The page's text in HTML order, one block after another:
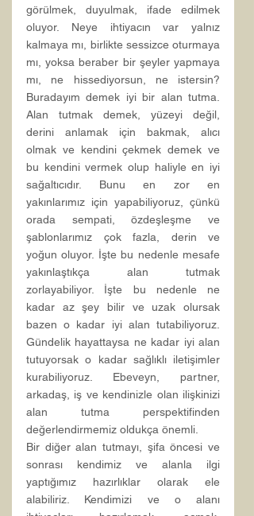
görülmek, duyulmak, ifade edilmek
oluyor. Neye ihtiyacın var yalnız
kalmaya mı, birlikte sessizce oturmaya
mı, yoksa beraber bir şeyler yapmaya
mı, ne hissediyorsun, ne istersin?
Buradayım demek iyi bir alan tutma.
Alan tutmak demek, yüzeyi değil,
derini anlamak için bakmak, alıcı
olmak ve kendini çekmek demek ve
bu kendini vermek olup haliyle en iyi
sağaltıcıdır. Bunu en zor en
yakınlarımız için yapabiliyoruz, çünkü
orada sempati, özdeşleşme ve
şablonlarımız çok fazla, derin ve
yoğun oluyor. İşte bu nedenle mesafe
yakınlaştıkça alan tutmak
zorlayabiliyor. İşte bu nedenle ne
kadar az şey bilir ve uzak olursak
bazen o kadar iyi alan tutabiliyoruz.
Gündelik hayattaysa ne kadar iyi alan
tutuyorsak o kadar sağlıklı iletişimler
kurabiliyoruz. Ebeveyn, partner,
arkadaş, iş ve kendinizle olan ilişkinizi
alan tutma perspektifinden
değerlendirmemiz oldukça önemli.
Bir diğer alan tutmayı, şifa öncesi ve
sonrası kendimiz ve alanla ilgi
yaptığımız hazırlıklar olarak ele
alabiliriz. Kendimizi ve o alanı